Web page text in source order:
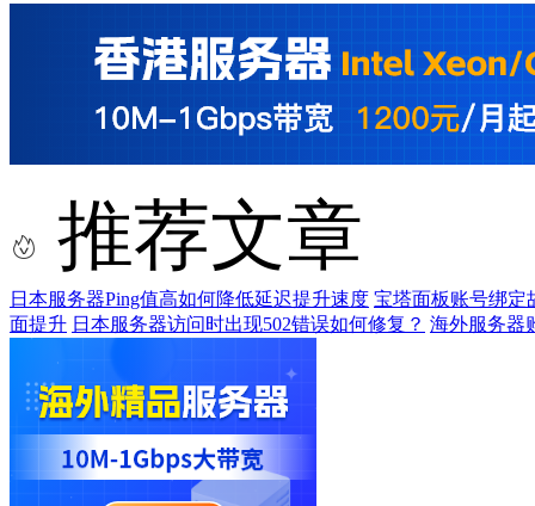
推荐文章
日本服务器Ping值高如何降低延迟提升速度 宝塔面板账号绑定
面提升 日本服务器访问时出现502错误如何修复？ 海外服务器